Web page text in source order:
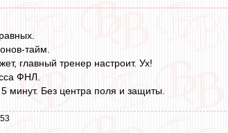
тайм.
главный тренер настроит. Ух!
ФНЛ.
минут. Без центра поля и защиты.